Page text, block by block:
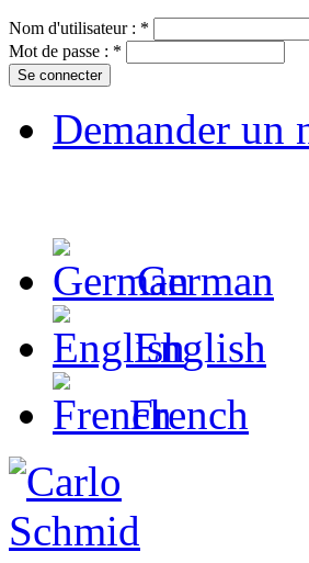
Nom d'utilisateur : *
Mot de passe : *
Demander un
German
English
French